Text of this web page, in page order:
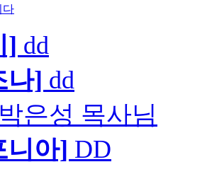
다
] dd
나] dd
박은성 목사님
니아] DD